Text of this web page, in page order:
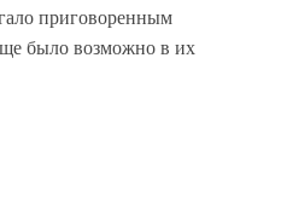
приговоренным
было возможно в их